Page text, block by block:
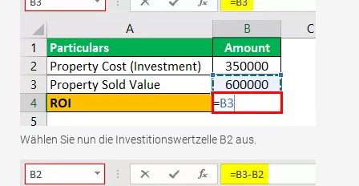
Wählen Sie nun die Investitionswertzelle B2 aus.